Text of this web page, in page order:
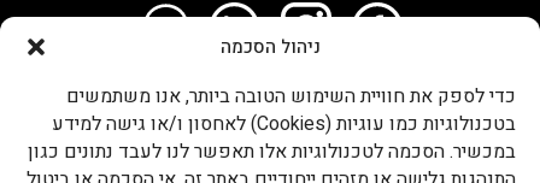
ניהול הסכמה
כדי לספק את חוויית השימוש הטובה ביותר, אנו משתמשים
בטכנולוגיות כמו עוגיות (Cookies) לאחסון ו/או גישה למידע
במכשיר. הסכמה לטכנולוגיות אלו תאפשר לנו לעבד נתונים כגון
עדידה בטלפון
052-8747873